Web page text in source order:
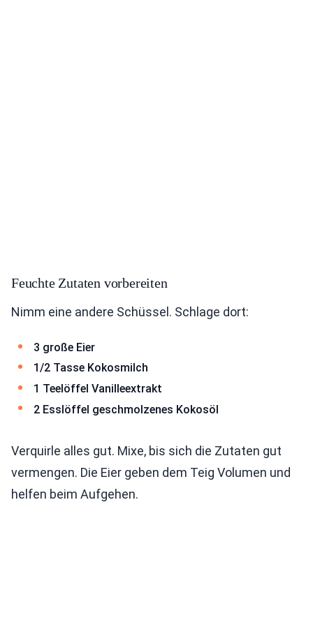
Feuchte Zutaten vorbereiten
Nimm eine andere Schüssel. Schlage dort:
3 große Eier
1/2 Tasse Kokosmilch
1 Teelöffel Vanilleextrakt
2 Esslöffel geschmolzenes Kokosöl
Verquirle alles gut. Mixe, bis sich die Zutaten gut
vermengen. Die Eier geben dem Teig Volumen und
helfen beim Aufgehen.